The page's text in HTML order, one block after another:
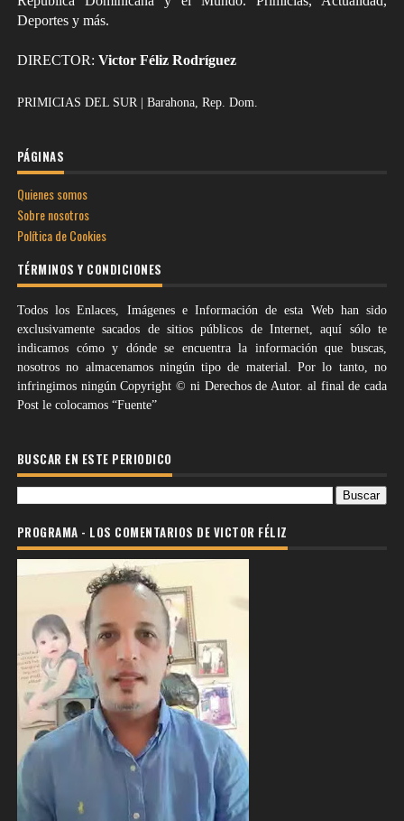
Deportes y más.
DIRECTOR: Victor Féliz Rodríguez
PRIMICIAS DEL SUR | Barahona, Rep. Dom.
PÁGINAS
Quienes somos
Sobre nosotros
Política de Cookies
TÉRMINOS Y CONDICIONES
Todos los Enlaces, Imágenes e Información de esta Web han sido
exclusivamente sacados de sitios públicos de Internet, aquí sólo te
indicamos cómo y dónde se encuentra la información que buscas,
nosotros no almacenamos ningún tipo de material. Por lo tanto, no
infringimos ningún Copyright © ni Derechos de Autor. al final de cada
Post le colocamos “Fuente”
BUSCAR EN ESTE PERIODICO
PROGRAMA - LOS COMENTARIOS DE VICTOR FÉLIZ